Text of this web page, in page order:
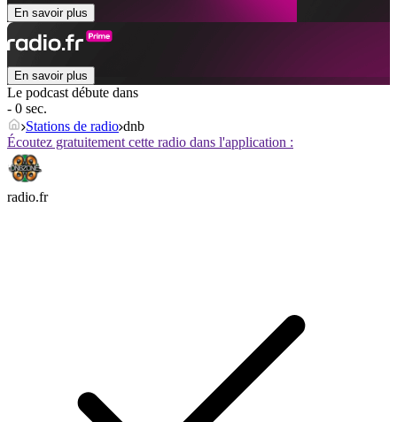
En savoir plus
En savoir plus
Le podcast débute dans
- 0 sec.
Stations de radio dnb
Écoutez gratuitement cette radio dans l'application :
radio.fr